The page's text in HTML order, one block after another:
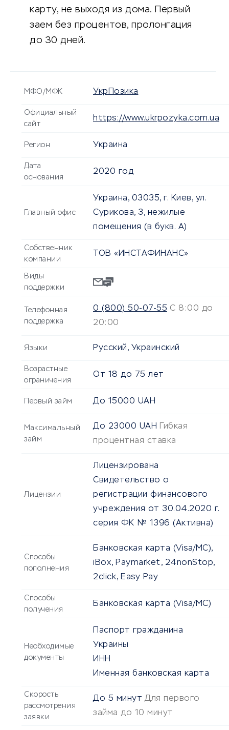
карту, не выходя из дома. Первый
заем без процентов, пролонгация
до 30 дней.
МФО/МФК УкрПозика
Официальный
сайт
https://www.ukrpozyka.com.ua
Регион Украина
Дата
основания
2020 год
Главный офис
Украина, 03035, г. Киев, ул.
Сурикова, 3, нежилые
помещения (в букв. А)
Собственник
компании
ТОВ «ИНСТАФИНАНС»
Виды
поддержки
Телефонная
поддержка
0 (800) 50-07-55 С 8:00 до
20:00
Языки Русский, Украинский
Возрастные
ограничения
От 18 до 75 лет
Первый займ До 15000 UAH
Максимальный
займ
До 23000 UAH Гибкая
процентная ставка
Лицензии
Лицензирована
Свидетельство о
регистрации финансового
учреждения от 30.04.2020 г.
серия ФК № 1396 (Активна)
Способы
пополнения
Банковская карта (Visa/MC),
iBox, Paymarket, 24nonStop,
2click, Easy Pay
Способы
получения
Банковская карта (Visa/MC)
Необходимые
документы
Паспорт гражданина
Украины
ИНН
Именная банковская карта
Скорость
рассмотрения
заявки
До 5 минут Для первого
займа до 10 минут